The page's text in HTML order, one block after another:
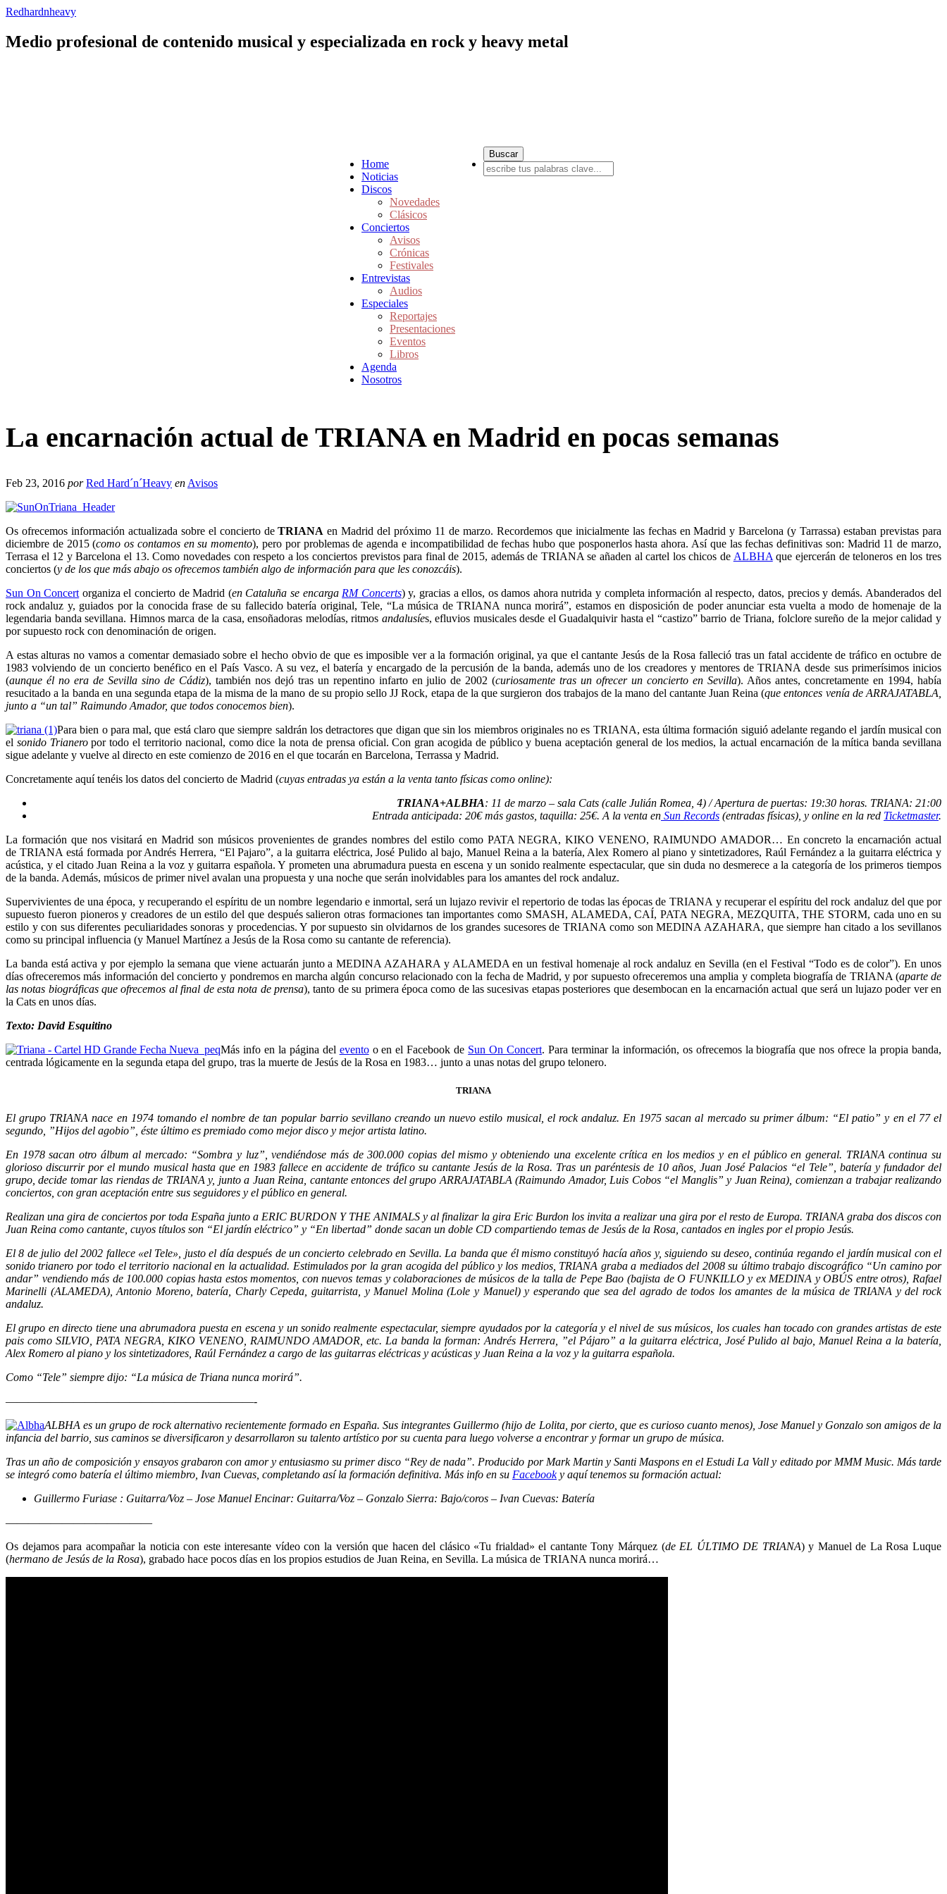
Redhardnheavy
Medio profesional de contenido musical y especializada en rock y heavy metal
Home
Noticias
Discos
Novedades
Clásicos
Conciertos
Avisos
Crónicas
Festivales
Entrevistas
Audios
Especiales
Reportajes
Presentaciones
Eventos
Libros
Agenda
Nosotros
La encarnación actual de TRIANA en Madrid en pocas semanas
Feb 23, 2016 por Red Hard´n´Heavy en Avisos
Os ofrecemos información actualizada sobre el concierto deTRIANA en Madrid del próximo 11 de marzo. Recordemos que inicialmente las fechas en Madrid y Barcelona (y Tarrassa) estaban previstas para
diciembre de 2015 (como os contamos en su momento), pero por problemas de agenda e incompatibilidad de fechas hubo que posponerlos hasta ahora. Así que las fechas definitivas son: Madrid 11 de marzo,
Terrasa el 12 y Barcelona el 13. Como novedades con respeto a los conciertos previstos para final de 2015, además de TRIANA se añaden al cartel los chicos de ALBHA que ejercerán de teloneros en los tres
conciertos (y de los que más abajo os ofrecemos también algo de información para que les conozcáis).
Sun On Concert organiza el concierto de Madrid (en Cataluña se encarga RM Concerts) y, gracias a ellos, os damos ahora nutrida y completa información al respecto, datos, precios y demás. Abanderados del
rock andaluz y, guiados por la conocida frase de su fallecido batería original, Tele, “La música de TRIANA nunca morirá”, estamos en disposición de poder anunciar esta vuelta a modo de homenaje de la
legendaria banda sevillana. Himnos marca de la casa, ensoñadoras melodías, ritmos andalusíes, efluvios musicales desde el Guadalquivir hasta el “castizo” barrio de Triana, folclore sureño de la mejor calidad y
por supuesto rock con denominación de origen. ​
A estas alturas no vamos a comentar demasiado sobre el hecho obvio de que es imposible ver a la formación original, ya que el cantante Jesús de la Rosa falleció tras un fatal accidente de tráfico en octubre de
1983 volviendo de un concierto benéfico en el País Vasco. A su vez, el batería y encargado de la percusión de la banda, además uno de los creadores y mentores de TRIANA desde sus primerísimos inicios
(aunque él no era de Sevilla sino de Cádiz), también nos dejó tras un repentino infarto en julio de 2002 (curiosamente tras un ofrecer un concierto en Sevilla). Años antes, concretamente en 1994, había
resucitado a la banda en una segunda etapa de la misma de la mano de su propio sello JJ Rock, etapa de la que surgieron dos trabajos de la mano del cantante Juan Reina (que entonces venía de ARRAJATABLA,
junto a “un tal” Raimundo Amador, que todos conocemos bien).
Para bien o para mal, que está claro que siempre saldrán los detractores que digan que sin los miembros originales no es TRIANA, esta última formación siguió adelante regando el jardín musical con
el sonido Trianeropor todo el territorio nacional, como dice la nota de prensa oficial. Con gran acogida de público y buena aceptación general de los medios, la actual encarnación de la mítica banda sevillana
sigue adelante y vuelve al directo en este comienzo de 2016 en el que tocarán en Barcelona, Terrassa y Madrid.
Concretamente aquí tenéis los datos del concierto de Madrid (cuyas entradas ya están a la venta tanto físicas como online):
TRIANA+ALBHA: 11 de marzo – sala Cats (calle Julián Romea, 4) / Apertura de puertas: 19:30 horas. TRIANA: 21:00
Entrada anticipada: 20€ más gastos, taquilla: 25€. A la venta en Sun Records (entradas físicas), y online en la red Ticketmaster.
La formación que nos visitará en Madrid son músicos provenientes de grandes nombres del estilo como PATA NEGRA, KIKO VENENO, RAIMUNDO AMADOR… En concreto la encarnación actual
de TRIANA está formada por Andrés Herrera, “El Pajaro”, a la guitarra eléctrica, José Pulido al bajo, Manuel Reina a la batería, Alex Romero al piano y sintetizadores, Raúl Fernández a la guitarra eléctrica y
acústica, y el citado Juan Reina a la voz y guitarra española. Y prometen una abrumadura puesta en escena y un sonido realmente espectacular, que sin duda no desmerece a la categoría de los primeros tiempos
de la banda. Además, músicos de primer nivel avalan una propuesta y una noche que serán inolvidables para los amantes del rock andaluz.
Supervivientes de una época, y recuperando el espíritu de un nombre legendario e inmortal, será un lujazo revivir el repertorio de todas las épocas de TRIANA y recuperar el espíritu del rock andaluz del que por
supuesto fueron pioneros y creadores de un estilo del que después salieron otras formaciones tan importantes como SMASH, ALAMEDA, CAÍ, PATA NEGRA, MEZQUITA, THE STORM, cada uno en su
estilo y con sus diferentes peculiaridades sonoras y procedencias. Y por supuesto sin olvidarnos de los grandes sucesores de TRIANA como son MEDINA AZAHARA, que siempre han citado a los sevillanos
como su principal influencia (y Manuel Martínez a Jesús de la Rosa como su cantante de referencia).
La banda está activa y por ejemplo la semana que viene actuarán junto a MEDINA AZAHARA y ALAMEDA en un festival homenaje al rock andaluz en Sevilla (en el Festival “Todo es de color”). En unos
días ofreceremos más información del concierto y pondremos en marcha algún concurso relacionado con la fecha de Madrid, y por supuesto ofreceremos una amplia y completa biografía de TRIANA (aparte de
las notas biográficas que ofrecemos al final de esta nota de prensa), tanto de su primera época como de las sucesivas etapas posteriores que desembocan en la encarnación actual que será un lujazo poder ver en
la Cats en unos días.
Texto: David Esquitino
Más info en la página del eventoo en el Facebook de Sun On Concert. Para terminar la información, os ofrecemos la biografía que nos ofrece la propia banda,
centrada lógicamente en la segunda etapa del grupo, tras la muerte de Jesús de la Rosa en 1983… junto a unas notas del grupo telonero.
TRIANA
El grupo TRIANA nace en 1974 tomando el nombre de tan popular barrio sevillano creando un nuevo estilo musical, el rock andaluz. En 1975 sacan al mercado su primer álbum: “El patio” y en el 77 el
segundo, ”Hijos del agobio”, éste último es premiado como mejor disco y mejor artista latino.
En 1978 sacan otro álbum al mercado: “Sombra y luz”, vendiéndose más de 300.000 copias del mismo y obteniendo una excelente crítica en los medios y en el público en general. TRIANA continua su
glorioso discurrir por el mundo musical hasta que en 1983 fallece en accidente de tráfico su cantante Jesús de la Rosa. Tras un paréntesis de 10 años, Juan José Palacios “el Tele”, batería y fundador del
grupo, decide tomar las riendas de TRIANA y, junto a Juan Reina, cantante entonces del grupo ARRAJATABLA (Raimundo Amador, Luis Cobos “el Manglis” y Juan Reina), comienzan a trabajar realizando
conciertos, con gran aceptación entre sus seguidores y el público en general.
Realizan una gira de conciertos por toda España junto a ERIC BURDON Y THE ANIMALS y al finalizar la gira Eric Burdon los invita a realizar una gira por el resto de Europa. TRIANA graba dos discos con
Juan Reina como cantante, cuyos títulos son “El jardín eléctrico” y “En libertad” donde sacan un doble CD compartiendo temas de Jesús de la Rosa, cantados en ingles por el propio Jesús.
El 8 de julio del 2002 fallece «el Tele», justo el día después de un concierto celebrado en Sevilla. La banda que él mismo constituyó hacía años y, siguiendo su deseo, continúa regando el jardín musical con el
sonido trianero por todo el territorio nacional en la actualidad. Estimulados por la gran acogida del público y los medios, TRIANA graba a mediados del 2008 su último trabajo discográfico “Un camino por
andar” vendiendo más de 100.000 copias hasta estos momentos, con nuevos temas y colaboraciones de músicos de la talla de Pepe Bao (bajista de O FUNKILLO y ex MEDINA y OBÚS entre otros), Rafael
Marinelli (ALAMEDA), Antonio Moreno, batería, Charly Cepeda, guitarrista, y Manuel Molina (Lole y Manuel) y esperando que sea del agrado de todos los amantes de la música de TRIANA y del rock
andaluz.
El grupo en directo tiene una abrumadora puesta en escena y un sonido realmente espectacular, siempre ayudados por la categoría y el nivel de sus músicos, los cuales han tocado con grandes artistas de este
pais como SILVIO, PATA NEGRA, KIKO VENENO, RAIMUNDO AMADOR, etc. La banda la forman: Andrés Herrera, ”el Pájaro” a la guitarra eléctrica, José Pulido al bajo, Manuel Reina a la batería,
Alex Romero al piano y los sintetizadores, Raúl Fernández a cargo de las guitarras eléctricas y acústicas y Juan Reina a la voz y la guitarra española.
Como “Tele” siempre dijo: “La música de Triana nunca morirá”.
——————————————————————-
ALBHA es un grupo de rock alternativo recientemente formado en España. Sus integrantes Guillermo (hijo de Lolita, por cierto, que es curioso cuanto menos), Jose Manuel y Gonzalo son amigos de la
infancia del barrio, sus caminos se diversificaron y desarrollaron su talento artístico por su cuenta para luego volverse a encontrar y formar un grupo de música.
Tras un año de composición y ensayos grabaron con amor y entusiasmo su primer disco “Rey de nada”. Producido por Mark Martin y Santi Maspons en el Estudi La Vall y editado por MMM Music. Más tarde
se integró como batería el último miembro, Ivan Cuevas, completando así la formación definitiva. Más info en su Facebooky aquí tenemos su formación actual:
Guillermo Furiase : Guitarra/Voz – Jose Manuel Encinar: Guitarra/Voz – Gonzalo Sierra: Bajo/coros – Ivan Cuevas: Batería
—————————————
Os dejamos para acompañar la noticia con este interesante vídeo con la versión que hacen del clásico «Tu frialdad» el cantante Tony Márquez (de EL ÚLTIMO DE TRIANA) y Manuel de La Rosa Luque
(hermano de Jesús de la Rosa), grabado hace pocos días en los propios estudios de Juan Reina, en Sevilla. La música de TRIANA nunca morirá…